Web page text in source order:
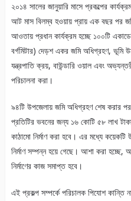
২০১৪ সালের জানুয়ারি মাসে প্রকল্পের
আট মাস বিলম্ব হওয়ায় প্রায় এক বছর পর
আওতায় প্রধান কার্যক্রম হচ্ছে ১০০টি
বর্গমিটার) দেড়শ একর জমি অধিগ্রহণ, ভূমি
যন্ত্রপাতি ক্রয়, বাউন্ডারি ওয়াল এবং
পরিচালনা করা।
৯৪টি উপজেলায় জমি অধিগ্রহণ শেষ করার
প্রতিটির ভবনের জন্য ১৬ কোটি ৫৮ লাখ
কাঠামো নির্মাণ করা হবে। এর মধ্যে
নির্মাণ সম্পন্ন হয়ে গেছে। আশা করা
নির্মাণের কাজ সমাপ্ত হবে।
এই প্রকল্প সম্পর্কে পরিচালক পিযোশ কান্তি